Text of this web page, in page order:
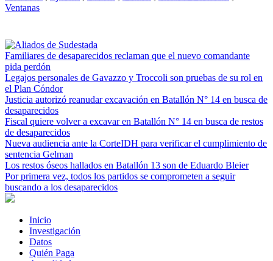
Ventanas
Familiares de desaparecidos reclaman que el nuevo comandante
pida perdón
Legajos personales de Gavazzo y Troccoli son pruebas de su rol en
el Plan Cóndor
Justicia autorizó reanudar excavación en Batallón N° 14 en busca de
desaparecidos
Fiscal quiere volver a excavar en Batallón N° 14 en busca de restos
de desaparecidos
Nueva audiencia ante la CorteIDH para verificar el cumplimiento de
sentencia Gelman
Los restos óseos hallados en Batallón 13 son de Eduardo Bleier
Por primera vez, todos los partidos se comprometen a seguir
buscando a los desaparecidos
Inicio
Investigación
Datos
Quién Paga